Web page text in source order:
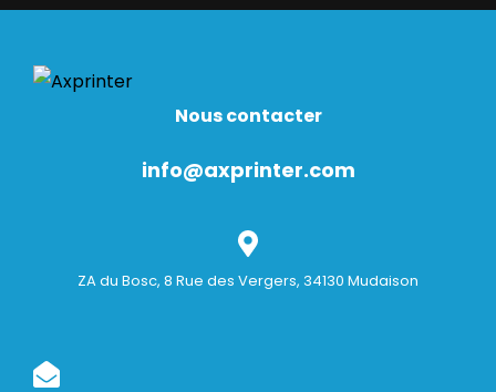
Nous contacter
info@axprinter.com
ZA du Bosc, 8 Rue des Vergers, 34130 Mudaison